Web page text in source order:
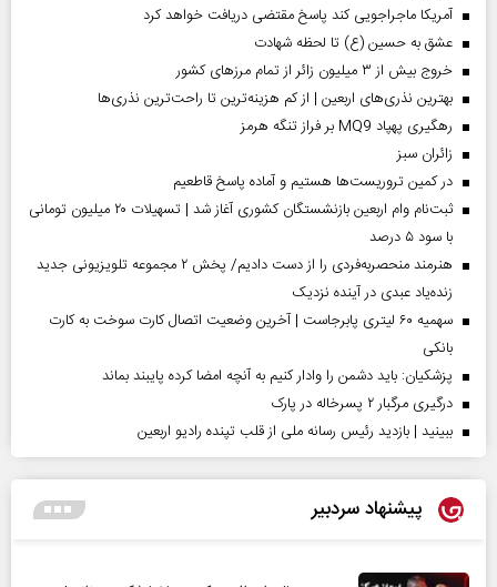
آمریکا ماجراجویی کند پاسخ مقتضی دریافت خواهد کرد
عشق به حسین (ع) تا لحظه شهادت
خروج بیش از ۳ میلیون زائر از تمام مرز‌های کشور
بهترین نذری‌های اربعین | از کم هزینه‌ترین تا راحت‌ترین نذری‌ها
رهگیری پهپاد MQ9 بر فراز تنگه هرمز
‌زائران سبز
در کمین تروریست‌ها هستیم و آماده پاسخ قاطعیم
ثبت‌نام وام اربعین بازنشستگان کشوری آغاز شد | تسهیلات ۲۰ میلیون تومانی
با سود ۵ درصد
هنرمند منحصر‌به‌فردی را از دست دادیم/ پخش ۲ مجموعه تلویزیونی جدید
زنده‌یاد عبدی در آینده نزدیک
سهمیه ۶۰ لیتری پابرجاست | آخرین وضعیت اتصال کارت سوخت به کارت
بانکی
پزشکیان: باید دشمن را وادار کنیم به آنچه امضا کرده پایبند بماند
درگیری مرگبار ۲ پسرخاله در پارک
ببینید | بازدید رئیس رسانه ملی از قلب تپنده رادیو اربعین
پیشنهاد سردبیر